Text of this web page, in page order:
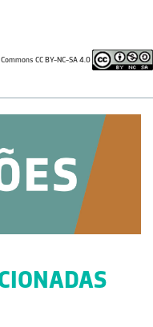
CC BY-NC-SA 4.0